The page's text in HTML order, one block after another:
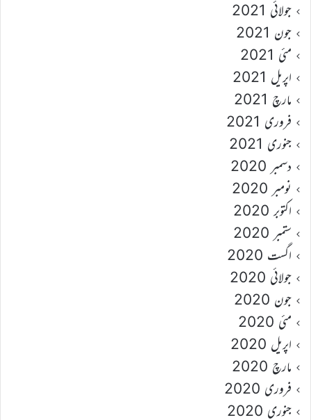
جولائی 2021
جون 2021
مئی 2021
اپریل 2021
مارچ 2021
فروری 2021
جنوری 2021
دسمبر 2020
نومبر 2020
اکتوبر 2020
ستمبر 2020
اگست 2020
جولائی 2020
جون 2020
مئی 2020
اپریل 2020
مارچ 2020
فروری 2020
جنوری 2020